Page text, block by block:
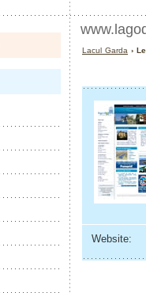
Lacul Garda ›
Website: